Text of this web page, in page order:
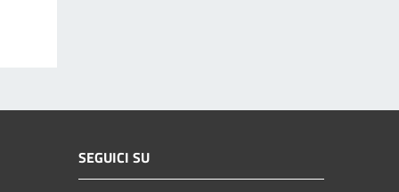
SEGUICI SU